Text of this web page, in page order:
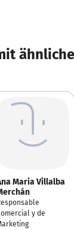
Maria Villalba
y de